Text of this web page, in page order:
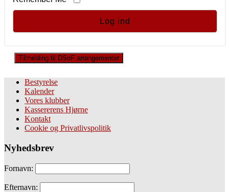
Tilmelding til DSoF arrangementer
Bestyrelse
Kalender
Vores klubber
Kassererens Hjørne
Kontakt
Cookie og Privatlivspolitik
Nyhedsbrev
Fornavn:
Efternavn: